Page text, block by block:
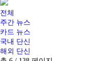
전체
주간 뉴스
카드 뉴스
국내 단신
해외 단신